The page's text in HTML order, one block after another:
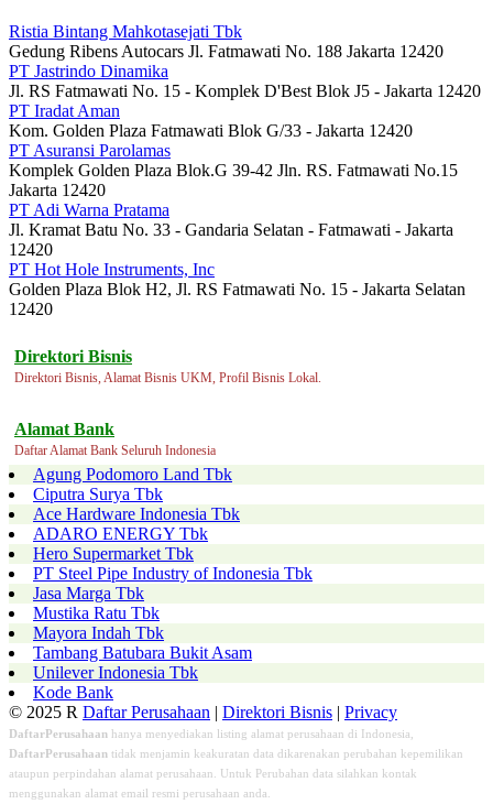
Ristia Bintang Mahkotasejati Tbk
Gedung Ribens Autocars Jl. Fatmawati No. 188 Jakarta 12420
PT Jastrindo Dinamika
Jl. RS Fatmawati No. 15 - Komplek D'Best Blok J5 - Jakarta 12420
PT Iradat Aman
Kom. Golden Plaza Fatmawati Blok G/33 - Jakarta 12420
PT Asuransi Parolamas
Komplek Golden Plaza Blok.G 39-42 Jln. RS. Fatmawati No.15
Jakarta 12420
PT Adi Warna Pratama
Jl. Kramat Batu No. 33 - Gandaria Selatan - Fatmawati - Jakarta
12420
PT Hot Hole Instruments, Inc
Golden Plaza Blok H2, Jl. RS Fatmawati No. 15 - Jakarta Selatan
12420
Direktori Bisnis
Direktori Bisnis, Alamat Bisnis UKM, Profil Bisnis Lokal.
Alamat Bank
Daftar Alamat Bank Seluruh Indonesia
Agung Podomoro Land Tbk
Ciputra Surya Tbk
Ace Hardware Indonesia Tbk
ADARO ENERGY Tbk
Hero Supermarket Tbk
PT Steel Pipe Industry of Indonesia Tbk
Jasa Marga Tbk
Mustika Ratu Tbk
Mayora Indah Tbk
Tambang Batubara Bukit Asam
Unilever Indonesia Tbk
Kode Bank
© 2025 R Daftar Perusahaan | Direktori Bisnis | Privacy
DaftarPerusahaan hanya menyediakan listing alamat perusahaan di Indonesia,
DaftarPerusahaan tidak menjamin keakuratan data dikarenakan perubahan kepemilikan
ataupun perpindahan alamat perusahaan. Untuk Perubahan data silahkan kontak
menggunakan alamat email resmi perusahaan anda.